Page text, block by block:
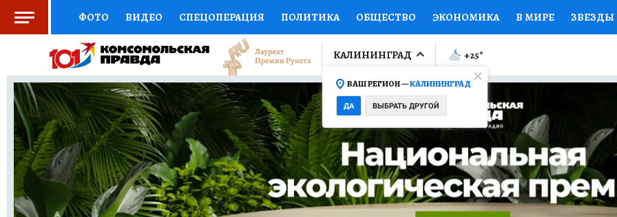
ФОТО ВИДЕО СПЕЦОПЕРАЦИЯ ПОЛИТИКА ОБЩЕСТВО ЭКОНОМИКА В МИРЕ ЗВЕЗДЫ
СОЦПОДДЕРЖКА НАУКА СПОРТ КОЛУМНИСТЫ ПРОИСШЕСТВИЯ НАЦИОНАЛЬНЫЕ
ВЫБОР ЭКСПЕРТОВ ДОКТОР ФИНАНСЫ ОТКРЫВАЕМ МИР Я ЗНАЮ СЕМЬЯ ЖЕНСКИЕ
КНИЖНАЯ ПОЛКА ПРОГНОЗЫ НА СПОРТ ПРОМОКОДЫ СЕРИАЛЫ СПЕЦПРОЕКТЫ
ПРЕСС-ЦЕНТР НЕДВИЖИМОСТЬ ТЕЛЕВИЗОР КОЛЛЕКЦИИ КОНКУРСЫ РАБОТА У НАС
РАДИО КП РЕКЛАМА ТЕСТЫ НОВОЕ НА САЙТЕ
КАЛИНИНГРАД
ВАШ РЕГИОН —КАЛИНИНГРАД
ДА ВЫБРАТЬ ДРУГОЙ
+25°